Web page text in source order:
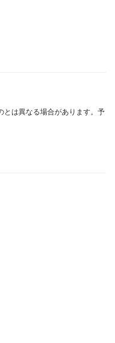
とは異なる場合があります。予